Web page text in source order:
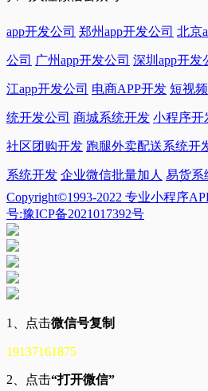
app开发公司 郑州app开发公司 北京
公司 广州app开发公司 深圳app开发
江app开发公司 电商APP开发 短视
统开发公司 商城系统开发 小程序开
社区团购开发 跑腿外卖配送系统开
系统开发 企业微信批量加人 易货系
Copyright©1993-2022 专业小程序
号:豫ICP备2021017392号
1、点击微信号复制
19137161875
2、点击“打开微信”